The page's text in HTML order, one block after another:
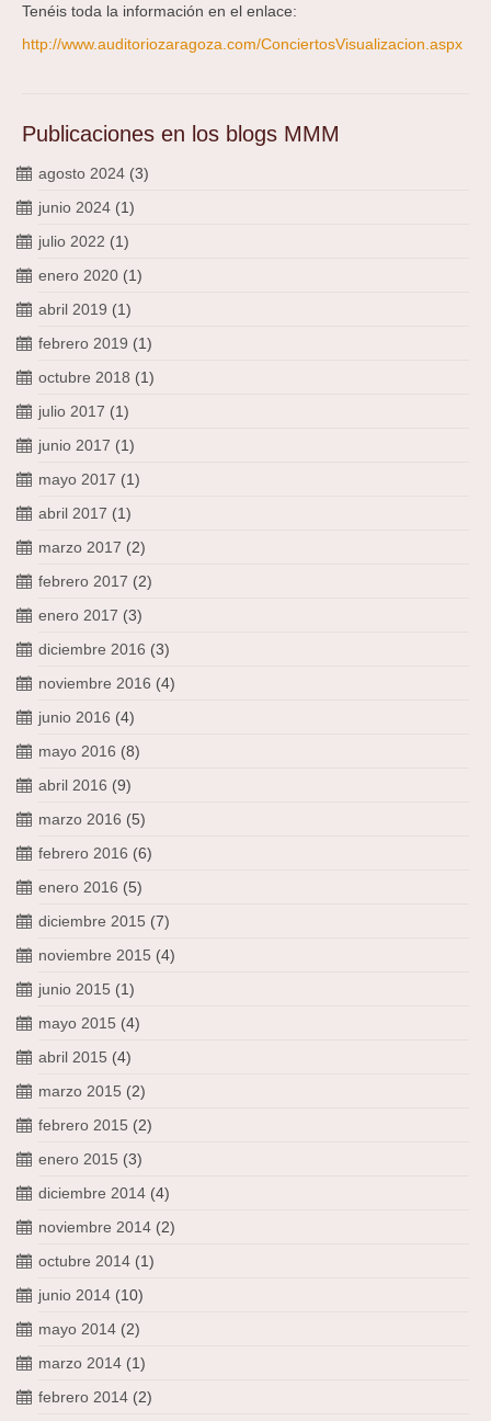
Tenéis toda la información en el enlace:
http://www.auditoriozaragoza.com/ConciertosVisualizacion.aspx
Publicaciones en los blogs MMM
agosto 2024 (3)
junio 2024 (1)
julio 2022 (1)
enero 2020 (1)
abril 2019 (1)
febrero 2019 (1)
octubre 2018 (1)
julio 2017 (1)
junio 2017 (1)
mayo 2017 (1)
abril 2017 (1)
marzo 2017 (2)
febrero 2017 (2)
enero 2017 (3)
diciembre 2016 (3)
noviembre 2016 (4)
junio 2016 (4)
mayo 2016 (8)
abril 2016 (9)
marzo 2016 (5)
febrero 2016 (6)
enero 2016 (5)
diciembre 2015 (7)
noviembre 2015 (4)
junio 2015 (1)
mayo 2015 (4)
abril 2015 (4)
marzo 2015 (2)
febrero 2015 (2)
enero 2015 (3)
diciembre 2014 (4)
noviembre 2014 (2)
octubre 2014 (1)
junio 2014 (10)
mayo 2014 (2)
marzo 2014 (1)
febrero 2014 (2)